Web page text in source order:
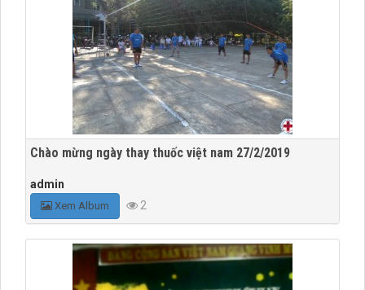
Chào mừng ngày thay thuốc việt nam 27/2/2019
admin
Xem Album 2